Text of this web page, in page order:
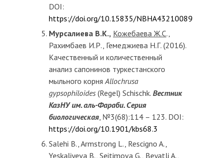
DOI:
https://doi.org/10.15835/NBHA43210089
Мурсалиева В.К., Кожебаева Ж.С.,
Рахимбаев И.Р., Гемеджиева Н.Г. (2016).
Качественный и количественный
анализ сапонинов туркестанского
мыльного корняAllochrusa
gypsophiloides (Regel) Schischk. Вестник
КазНУ им. аль-Фараби. Серия
биологическая, №3(68):114 – 123. DOI:
https://doi.org/10.1901/kbs68.3
Salehi B., Armstrong L., Rescigno A.,
Yeskaliyeva B., Seitimova G., Beyatli A.,